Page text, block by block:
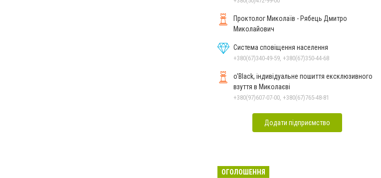
Проктолог Миколаїв - Рябець Дмитро
Миколайович
Система сповіщення населення
+380(67)340-49-59, +380(67)350-44-68
o'Black, індивідуальне пошиття ексклюзивного
взуття в Миколаєві
+380(97)607-07-00, +380(67)765-48-81
Додати підприємство
ОГОЛОШЕННЯ